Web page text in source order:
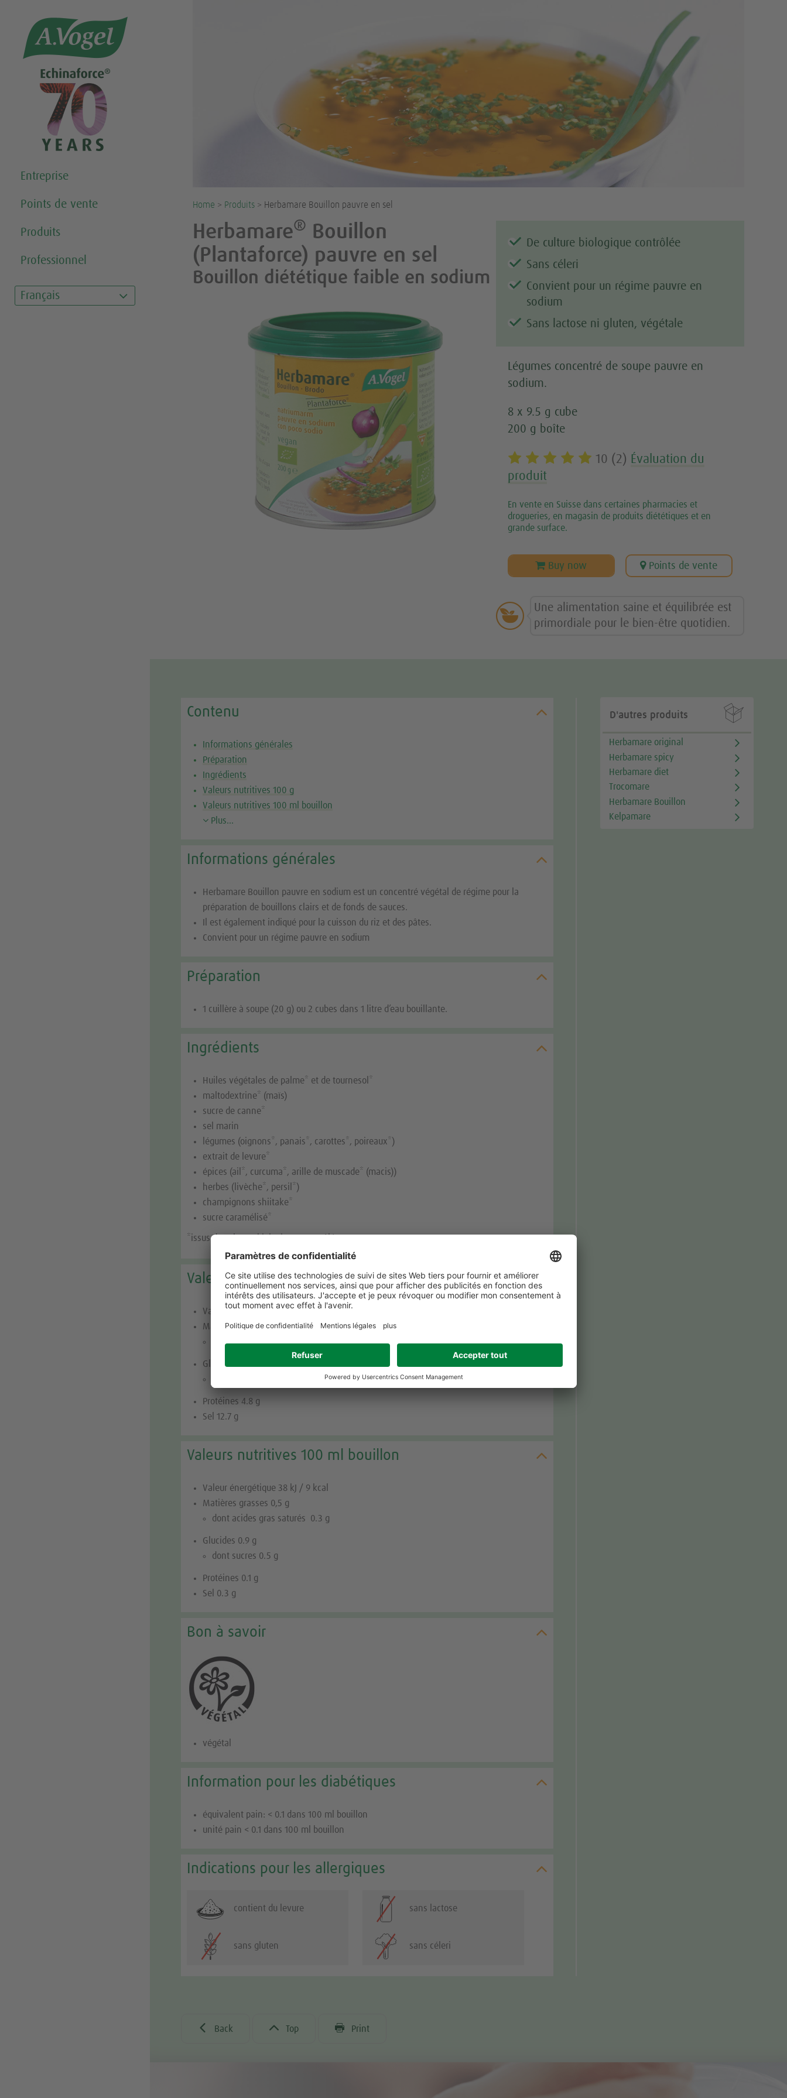

Entreprise
Points de vente
Produits
Professionnel
Français
Home > Produits > Herbamare Bouillon pauvre en sel
Herbamare® Bouillon
(Plantaforce) pauvre en sel
Bouillon diététique faible en sodium
De culture biologique contrôlée
Sans céleri
Convient pour un régime pauvre en
sodium
Sans lactose ni gluten, végétale
Légumes concentré de soupe pauvre en
sodium.
8 x 9.5 g cube
200 g boîte
10 (2) Évaluation du
produit
En vente en Suisse dans certaines pharmacies et
drogueries, en magasin de produits diététiques et en
grande surface.
Buy now Points de vente

Une alimentation saine et équilibrée est
primordiale pour le bien-être quotidien.
Contenu
Informations générales
Préparation
Ingrédients
Valeurs nutritives 100 g
Valeurs nutritives 100 ml bouillon
Plus...
Informations générales
Herbamare Bouillon pauvre en sodium est un concentré végétal de régime pour la
préparation de bouillons clairs et de fonds de sauces.
Il est également indiqué pour la cuisson du riz et des pâtes.
Convient pour un régime pauvre en sodium
Préparation
1 cuillère à soupe (20 g) ou 2 cubes dans 1 litre d’eau bouillante.
Ingrédients
Huiles végétales de palme* et de tournesol*
maltodextrine* (maïs)
sucre de canne*
sel marin
légumes (oignons*, panais*, carottes*, poireaux*)
extrait de levure*
épices (ail*, curcuma*, arille de muscade* (macis))
herbes (livèche*, persil*)
champignons shiitake*
sucre caramélisé*
*issus de cultures biologiques contrôlées.
Valeurs nutritives 100 g
Valeur énergétique 1900 kJ / 456 kcal
Matières grasses 26.5 g
dont acides gras saturés 12.3 g
Glucides 47.2 g / 24.3 g
Protéines 4.8 g
Sel 12.7 g
Valeurs nutritives 100 ml bouillon
Valeur énergétique 38 kJ / 9 kcal
Matières grasses 0,5 g
dont acides gras saturés 0.3 g
Glucides 0.9 g
dont sucres 0.5 g
Protéines 0.1 g
Sel 0.3 g
Bon à savoir
végétal
Information pour les diabétiques
équivalent pain: < 0.1 dans 100 ml bouillon
unité pain < 0.1 dans 100 ml bouillon
Indications pour les allergiques
contient du levure
sans gluten
sans lactose
sans céleri
 Back  Top  Print

D'autres produits
Herbamare original
Herbamare spicy
Herbamare diet
Trocomare
Herbamare Bouillon
Kelpamare